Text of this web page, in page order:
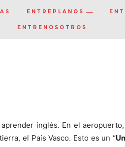
ENTREPLANOS
ENTRENOSOTROS
inglés. En el
el País Vasco. Esto es un “